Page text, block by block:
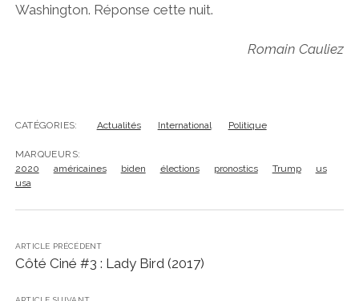
Washington. Réponse cette nuit.
Romain Cauliez
CATÉGORIES: Actualités International Politique
MARQUEURS:
2020
américaines biden élections pronostics Trump
us
usa
ARTICLE PRÉCÉDENT
Côté Ciné #3 : Lady Bird (2017)